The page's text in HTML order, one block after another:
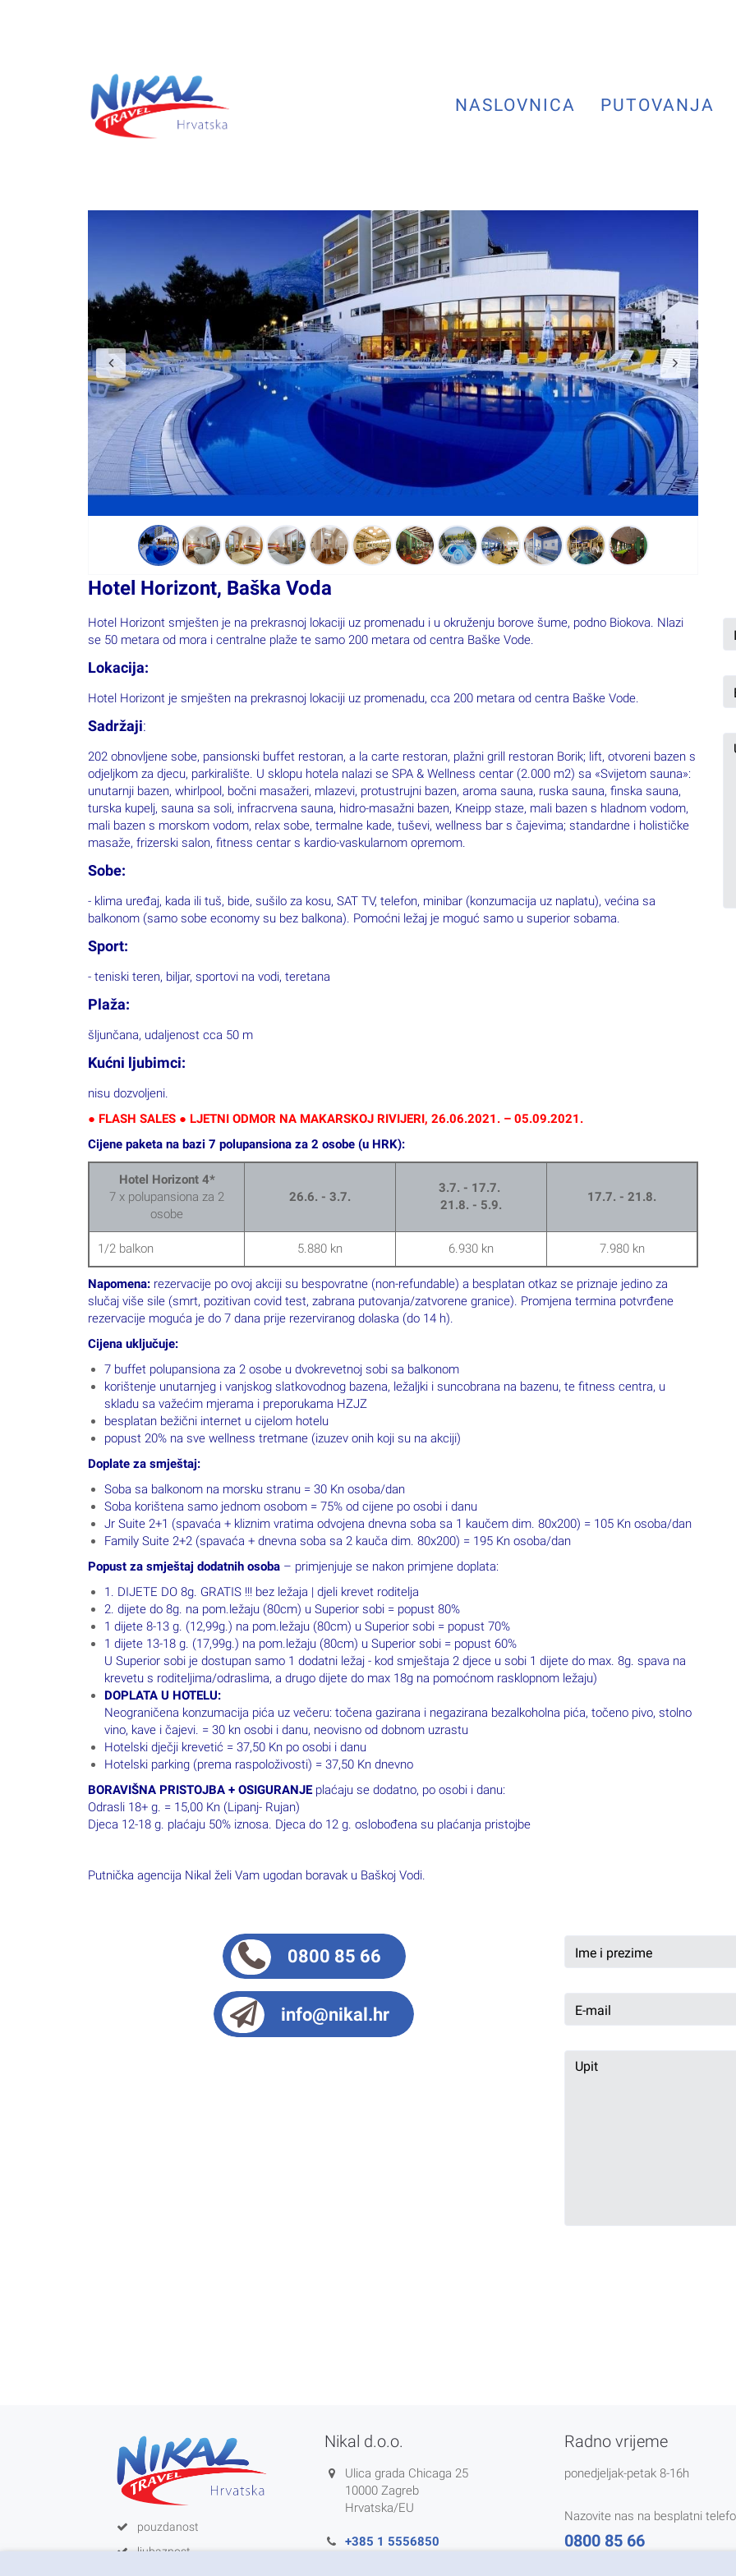
NASLOVNICA PUTOVANJA
Hotel Horizont, Baška Voda
Hotel Horizont smješten je na prekrasnoj lokaciji uz promenadu i u okruženju borove šume, podno Biokova. Nlazi
se 50 metara od mora i centralne plaže te samo 200 metara od centra Baške Vode.
Lokacija:
Hotel Horizont je smješten na prekrasnoj lokaciji uz promenadu, cca 200 metara od centra Baške Vode.
Sadržaji:
202 obnovljene sobe, pansionski buffet restoran, a la carte restoran, plažni grill restoran Borik; lift, otvoreni bazen s
odjeljkom za djecu, parkiralište. U sklopu hotela nalazi se SPA & Wellness centar (2.000 m2) sa «Svijetom sauna»:
unutarnji bazen, whirlpool, bočni masažeri, mlazevi, protustrujni bazen, aroma sauna, ruska sauna, finska sauna,
turska kupelj, sauna sa soli, infracrvena sauna, hidro-masažni bazen, Kneipp staze, mali bazen s hladnom vodom,
mali bazen s morskom vodom, relax sobe, termalne kade, tuševi, wellness bar s čajevima; standardne i holističke
masaže, frizerski salon, fitness centar s kardio-vaskularnom opremom.
Sobe:
- klima uređaj, kada ili tuš, bide, sušilo za kosu, SAT TV, telefon, minibar (konzumacija uz naplatu), većina sa
balkonom (samo sobe economy su bez balkona). Pomoćni ležaj je moguć samo u superior sobama.
Sport:
- teniski teren, biljar, sportovi na vodi, teretana
Plaža:
šljunčana, udaljenost cca 50 m
Kućni ljubimci:
nisu dozvoljeni.
● FLASH SALES ● LJETNI ODMOR NA MAKARSKOJ RIVIJERI, 26.06.2021. – 05.09.2021.
Cijene paketa na bazi 7 polupansiona za 2 osobe (u HRK):
Hotel Horizont 4*
7 x polupansiona za 2
osobe
26.6. - 3.7.
3.7. - 17.7.
21.8. - 5.9.
17.7. - 21.8.
1/2 balkon 5.880 kn 6.930 kn 7.980 kn
Napomena: rezervacije po ovoj akciji su bespovratne (non-refundable) a besplatan otkaz se priznaje jedino za
slučaj više sile (smrt, pozitivan covid test, zabrana putovanja/zatvorene granice). Promjena termina potvrđene
rezervacije moguća je do 7 dana prije rezerviranog dolaska (do 14 h).
Cijena uključuje:
7 buffet polupansiona za 2 osobe u dvokrevetnoj sobi sa balkonom
korištenje unutarnjeg i vanjskog slatkovodnog bazena, ležaljki i suncobrana na bazenu, te fitness centra, u
skladu sa važećim mjerama i preporukama HZJZ
besplatan bežični internet u cijelom hotelu
popust 20% na sve wellness tretmane (izuzev onih koji su na akciji)
Doplate za smještaj:
Soba sa balkonom na morsku stranu = 30 Kn osoba/dan
Soba korištena samo jednom osobom = 75% od cijene po osobi i danu
Jr Suite 2+1 (spavaća + kliznim vratima odvojena dnevna soba sa 1 kaučem dim. 80x200) = 105 Kn osoba/dan
Family Suite 2+2 (spavaća + dnevna soba sa 2 kauča dim. 80x200) = 195 Kn osoba/dan
Popust za smještaj dodatnih osoba – primjenjuje se nakon primjene doplata:
1. DIJETE DO 8g. GRATIS !!! bez ležaja | djeli krevet roditelja
2. dijete do 8g. na pom.ležaju (80cm) u Superior sobi = popust 80%
1 dijete 8-13 g. (12,99g.) na pom.ležaju (80cm) u Superior sobi = popust 70%
1 dijete 13-18 g. (17,99g.) na pom.ležaju (80cm) u Superior sobi = popust 60%
U Superior sobi je dostupan samo 1 dodatni ležaj - kod smještaja 2 djece u sobi 1 dijete do max. 8g. spava na
krevetu s roditeljima/odraslima, a drugo dijete do max 18g na pomoćnom rasklopnom ležaju)
DOPLATA U HOTELU:
Neograničena konzumacija pića uz večeru: točena gazirana i negazirana bezalkoholna pića, točeno pivo, stolno
vino, kave i čajevi. = 30 kn osobi i danu, neovisno od dobnom uzrastu
Hotelski dječji krevetić = 37,50 Kn po osobi i danu
Hotelski parking (prema raspoloživosti) = 37,50 Kn dnevno
BORAVIŠNA PRISTOJBA + OSIGURANJEplaćaju se dodatno, po osobi i danu:
Odrasli 18+ g. = 15,00 Kn (Lipanj- Rujan)
Djeca 12-18 g. plaćaju 50% iznosa. Djeca do 12 g. oslobođena su plaćanja pristojbe
Putnička agencija Nikal želi Vam ugodan boravak u Baškoj Vodi.
0800 85 66
info@nikal.hr
pouzdanost
ljubaznost
Nikal d.o.o.
Ulica grada Chicaga 25
10000 Zagreb
Hrvatska/EU
+385 1 5556850
Radno vrijeme
ponedjeljak-petak 8-16h
Nazovite nas na besplatni
0800 85 66